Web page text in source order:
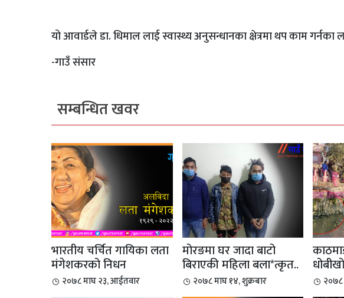
यो आवार्डले डा. धिमाल लाई स्वास्थ्य अनुसन्धानका क्षेत्रमा थप काम गर्नका
-गाउँ संसार
सम्बन्धित खवर
भारतीय चर्चित गायिका लता
मंगेशकरको निधन
२०७८ माघ २३, आईतवार
मोरङमा घर जादा बाटो
बिराएकी महिला बला*त्कृत..
२०७८ माघ १४, शुक्रबार